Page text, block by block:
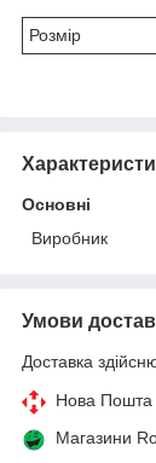
Розмір
Основні
Виробник
Умови
Доставка
Нова Пошта
Магазини